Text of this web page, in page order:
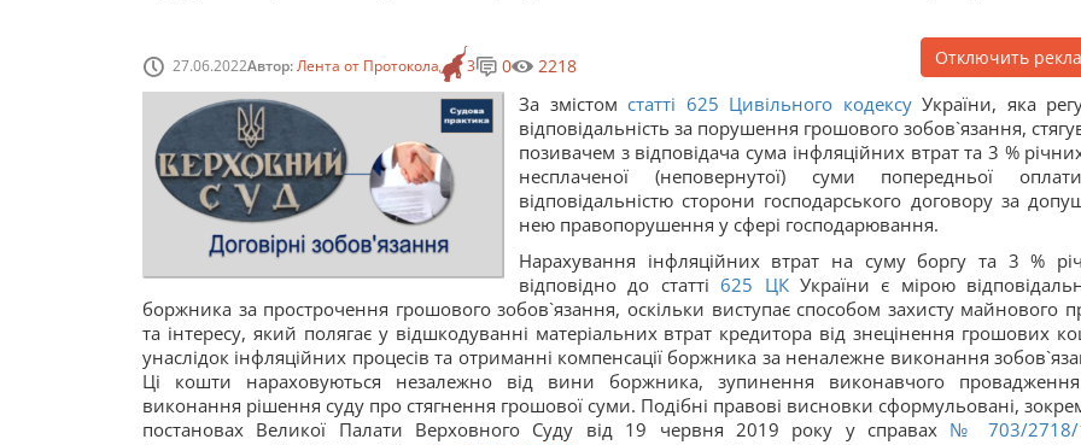
27.06.2022Автор:Лента от Протокола 3 0 2218 Отключить
За змістом статті 625 Цивільного кодексуУкраїни, яка
відповідальність за порушення грошового зобов`язання,
позивачем з відповідача сума інфляційних втрат та 3 %
несплаченої (неповернутої) суми попередньої
відповідальністю сторони господарського договору за
нею правопорушення у сфері господарювання.
Нарахування інфляційних втрат на суму боргу та 3 %
відповідно до статті 625 ЦКУкраїни є мірою
боржника за прострочення грошового зобов`язання, оскільки виступає способом захисту майнового
та інтересу, який полягає у відшкодуванні матеріальних втрат кредитора від знецінення грошових
унаслідок інфляційних процесів та отриманні компенсації боржника за неналежне виконання
Ці кошти нараховуються незалежно від вини боржника, зупинення виконавчого
виконання рішення суду про стягнення грошової суми. Подібні правові висновки сформульовані,
постановах Великої Палати Верховного Суду від 19 червня 2019 року у справах № 703/2718/